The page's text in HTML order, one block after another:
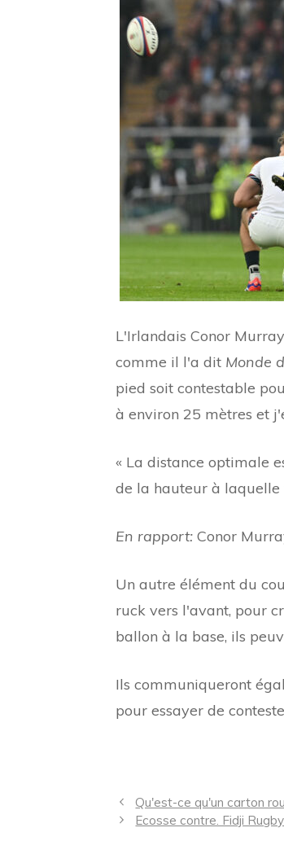
L'Irlandais Conor
comme il l'a dit Monde
pied soit contestable
à environ 25 mètres et
« La distance optimale
de la hauteur à laquelle
En rapport: Conor
Un autre élément du
ruck vers l'avant, pour
ballon à la base, ils
Ils communiqueront
pour essayer de
Navigation
des
Qu'est-ce qu'un carton
Ecosse contre. Fidji